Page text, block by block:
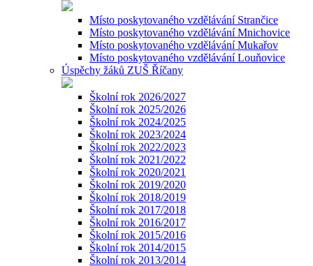
Místo poskytovaného vzdělávání Strančice
Místo poskytovaného vzdělávání Mnichovice
Místo poskytovaného vzdělávání Mukařov
Místo poskytovaného vzdělávání Louňovice
Úspěchy žáků ZUŠ Říčany
Školní rok 2026/2027
Školní rok 2025/2026
Školní rok 2024/2025
Školní rok 2023/2024
Školní rok 2022/2023
Školní rok 2021/2022
Školní rok 2020/2021
Školní rok 2019/2020
Školní rok 2018/2019
Školní rok 2017/2018
Školní rok 2016/2017
Školní rok 2015/2016
Školní rok 2014/2015
Školní rok 2013/2014